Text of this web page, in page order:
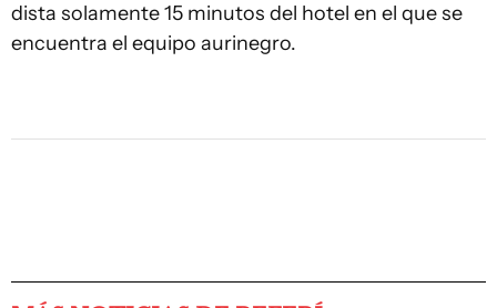
dista solamente 15 minutos del hotel en el que se
encuentra el equipo aurinegro.